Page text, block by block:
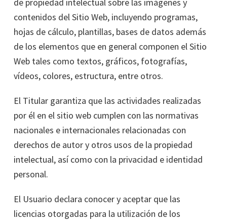
contenidos del Sitio Web, incluyendo programas,
hojas de cálculo, plantillas, bases de datos además
de los elementos que en general componen el Sitio
Web tales como textos, gráficos, fotografías,
vídeos, colores, estructura, entre otros.
El Titular garantiza que las actividades realizadas
por él en el sitio web cumplen con las normativas
nacionales e internacionales relacionadas con
derechos de autor y otros usos de la propiedad
intelectual, así como con la privacidad e identidad
personal.
El Usuario declara conocer y aceptar que las
licencias otorgadas para la utilización de los